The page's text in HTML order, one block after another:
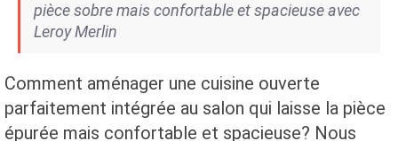
pièce sobre mais confortable et spacieuse avec
Leroy Merlin
Comment aménager une cuisine ouverte
parfaitement intégrée au salon qui laisse la pièce
épurée mais confortable et spacieuse? Nous